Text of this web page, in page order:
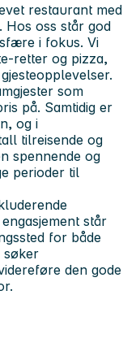
restaurant med
Hos oss står god
i fokus. Vi
retter og pizza,
som
på. Samtidig er
og i
tilreisende og
spennende og
perioder til
står
for både
søker
den gode